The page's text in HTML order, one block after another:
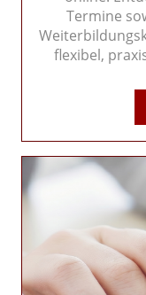
Termine
flexibel,